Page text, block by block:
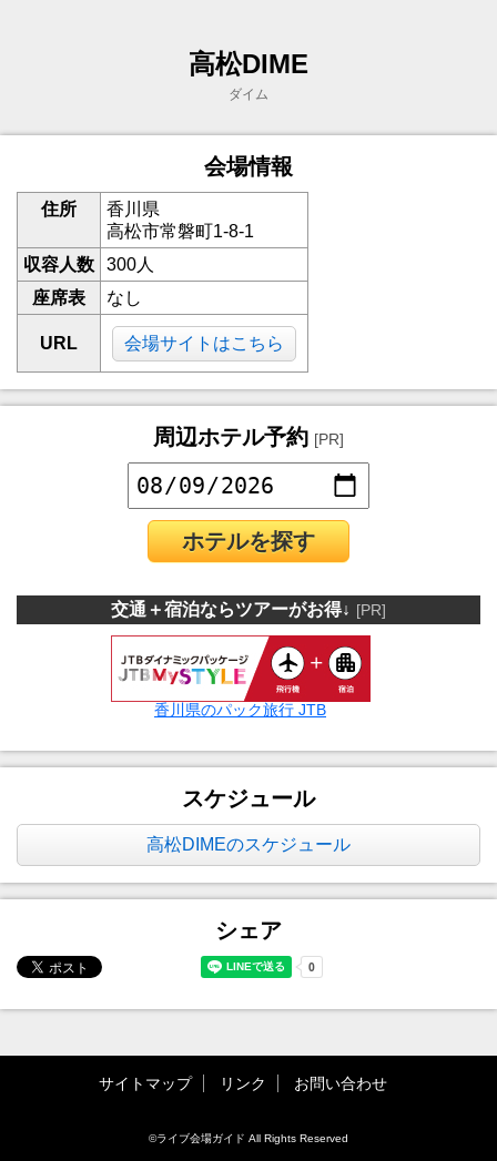
高松DIME
ダイム
会場情報
住所
香川県
高松市常磐町1-8-1
収容人数
300人
座席表
なし
URL 会場サイトはこちら
周辺ホテル予約 [PR]
ホテルを探す
交通＋宿泊ならツアーがお得↓ [PR]
香川県のパック旅行 JTB
スケジュール
高松DIMEのスケジュール
シェア
サイトマップ リンク お問い合わせ
©ライブ会場ガイド All Rights Reserved